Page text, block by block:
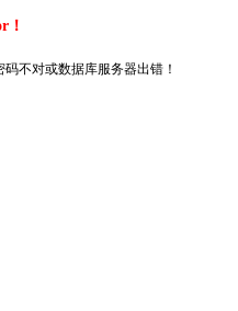
！
不对或数据库服务器出错！